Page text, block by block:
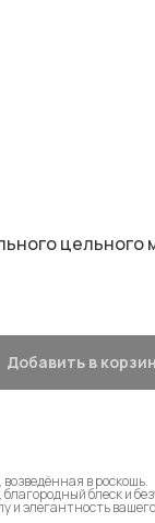
цельного
Добавить в
в роскошь.
блеск и
и элегантность